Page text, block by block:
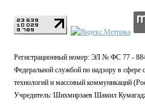
Регистрационный номер: ЭЛ № ФС 77 -
Федеральной службой по надзору в
технологий и массовый коммуникаций
Учредитель: Шихмирзаев Шамил